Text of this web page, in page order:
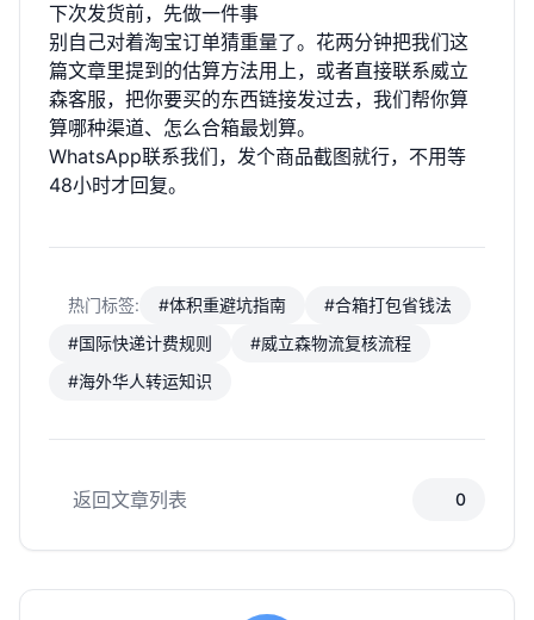
下次发货前，先做一件事
别自己对着淘宝订单猜重量了。花两分钟把我们这
篇文章里提到的估算方法用上，或者直接联系威立
森客服，把你要买的东西链接发过去，我们帮你算
算哪种渠道、怎么合箱最划算。
WhatsApp联系我们 ，发个商品截图就行，不用等
48小时才回复。
热门标签: #体积重避坑指南
#合箱打包省钱法
#国际快递计费规则
#威立森物流复核流程
#海外华人转运知识
返回文章列表 0